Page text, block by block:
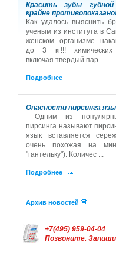
Красить зубы
крайне
Как удалось выяснить
ученым из института в
женском организме
до 3 кг!!! химических
включая твердый пар ...
Подробнее
Опасности пирсинга
Одним из
пирсинга называют
язык вставляется
очень похожая на
"гантельку"). Количес ...
Подробнее
Архив новостей
+7(495) 959-04-04
Позвоните.